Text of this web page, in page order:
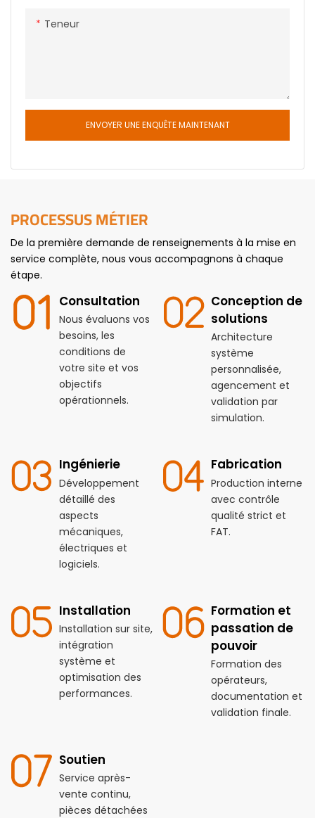
Teneur
ENVOYER UNE ENQUÊTE MAINTENANT
d&39;empilage d&39;allée,
système de contrôle se
compose de
PROCESSUS MÉTIER
De la première demande de renseignements à la mise en
service complète, nous vous accompagnons à chaque
étape.
Consultation
Nous évaluons vos
besoins, les
conditions de
votre site et vos
objectifs
opérationnels.
Conception de
solutions
Architecture
système
personnalisée,
agencement et
validation par
simulation.
Ingénierie
Développement
détaillé des
aspects
mécaniques,
électriques et
logiciels.
Fabrication
Production interne
avec contrôle
qualité strict et
FAT.
Installation
Installation sur site,
intégration
système et
optimisation des
performances.
Formation et
passation de
pouvoir
Formation des
opérateurs,
documentation et
validation finale.
Soutien
Service après-
vente continu,
pièces détachées